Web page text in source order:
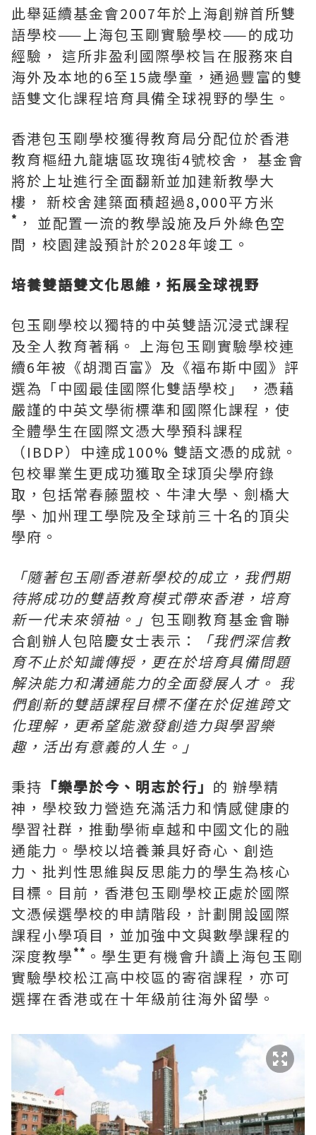
此舉延續基金會2007年於上海創辦首所雙
語學校——上海包玉剛實驗學校——的成功
經驗， 這所非盈利國際學校旨在服務來自
海外及本地的6至15歲學童，通過豐富的雙
語雙文化課程培育具備全球視野的學生。
香港包玉剛學校獲得教育局分配位於香港
教育樞紐九龍塘區玫瑰街4號校舍， 基金會
將於上址進行全面翻新並加建新教學大
樓， 新校舍建築面積超過8,000平方米
* ， 並配置一流的教學設施及戶外綠色空
間，校園建設預計於2028年竣工。
培養雙語雙文化思維，拓展全球視野
包玉剛學校以獨特的中英雙語沉浸式課程
及全人教育著稱。 上海包玉剛實驗學校連
續6年被《胡潤百富》及《福布斯中國》評
選為「中國最佳國際化雙語學校」 ，憑藉
嚴謹的中英文學術標準和國際化課程，使
全體學生在國際文憑大學預科課程
（IBDP）中達成100% 雙語文憑的成就。
包校畢業生更成功獲取全球頂尖學府錄
取，包括常春藤盟校、牛津大學、劍橋大
學、加州理工學院及全球前三十名的頂尖
學府。
「隨著包玉剛香港新學校的成立，我們期
待將成功的雙語教育模式帶來香港，培育
新一代未來領袖 。」 包玉剛教育基金會聯
合創辦人包陪慶女士表示：
「我們深信教
育不止於知識傳授，更在於培育具備問題
解決能力和溝通能力的全面發展人才。 我
們創新的雙語課程目標不僅在於促進跨文
化理解，更希望能激發創造力與學習樂
趣，活出有意義的人生。」
秉持 「樂學於今、明志於行」 的 辦學精
神，學校致力營造充滿活力和情感健康的
學習社群，推動學術卓越和中國文化的融
通能力。學校以培養兼具好奇心、創造
力、批判性思維與反思能力的學生為核心
目標。目前，香港包玉剛學校正處於國際
文憑候選學校的申請階段，計劃開設國際
課程小學項目，並加強中文與數學課程的
深度教學** 。學生更有機會升讀上海包玉剛
實驗學校松江高中校區的寄宿課程，亦可
選擇在香港或在十年級前往海外留學。